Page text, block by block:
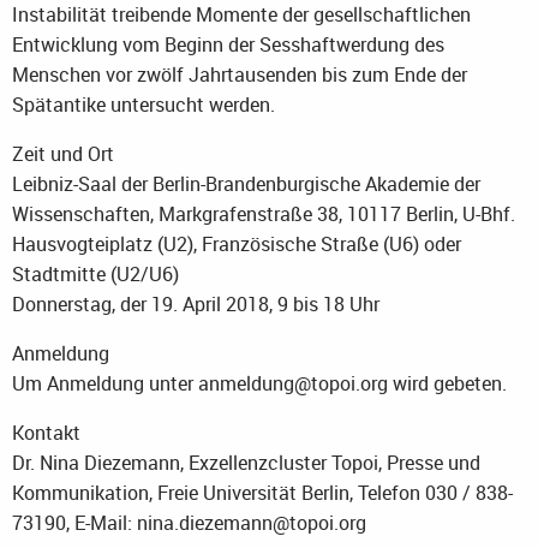
Instabilität treibende Momente der gesellschaftlichen
Entwicklung vom Beginn der Sesshaftwerdung des
Menschen vor zwölf Jahrtausenden bis zum Ende der
Spätantike untersucht werden.
Zeit und Ort
Leibniz-Saal der Berlin-Brandenburgische Akademie der
Wissenschaften, Markgrafenstraße 38, 10117 Berlin, U-Bhf.
Hausvogteiplatz (U2), Französische Straße (U6) oder
Stadtmitte (U2/U6)
Donnerstag, der 19. April 2018, 9 bis 18 Uhr
Anmeldung
Um Anmeldung unter anmeldung@topoi.org wird gebeten.
Kontakt
Dr. Nina Diezemann, Exzellenzcluster Topoi, Presse und
Kommunikation, Freie Universität Berlin, Telefon 030 / 838-
73190, E-Mail: nina.diezemann@topoi.org